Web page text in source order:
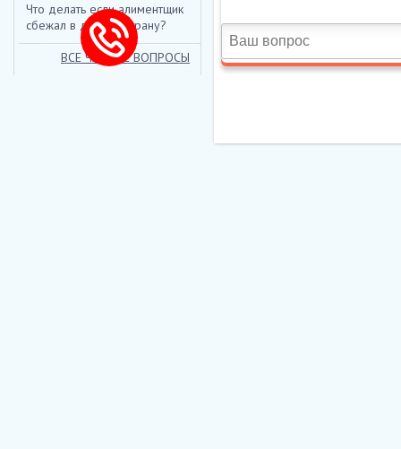
Что делать если алиментщик
сбежал в другую страну?
ВСЕ ЧАСТЫЕ ВОПРОСЫ